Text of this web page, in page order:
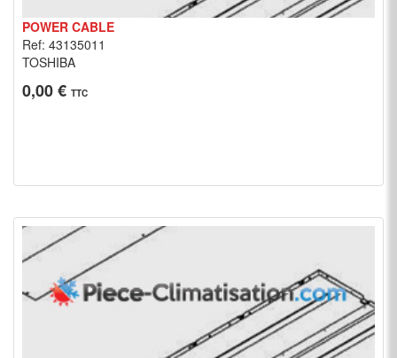
POWER CABLE
Ref: 43135011
TOSHIBA
0,00 € TTC